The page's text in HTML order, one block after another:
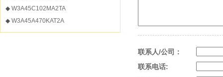
◆ W3A45C102MA2TA
◆ W3A45A470KAT2A
联系人/公司：
联系电话: